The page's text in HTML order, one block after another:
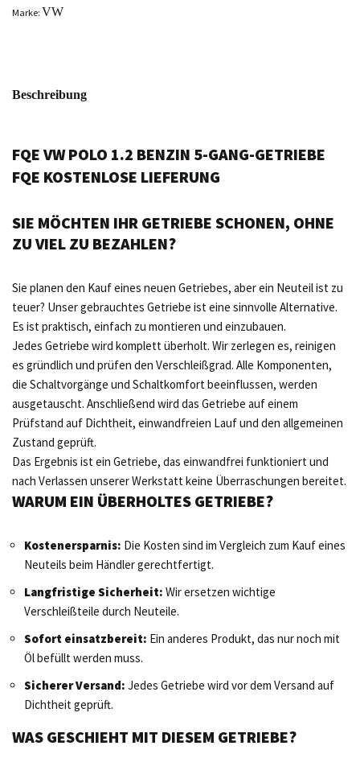
Marke: VW
Beschreibung
FQE VW POLO 1.2 BENZIN 5-GANG-GETRIEBE
FQE KOSTENLOSE LIEFERUNG
SIE MÖCHTEN IHR GETRIEBE SCHONEN, OHNE
ZU VIEL ZU BEZAHLEN?
Sie planen den Kauf eines neuen Getriebes, aber ein Neuteil ist zu
teuer? Unser gebrauchtes Getriebe ist eine sinnvolle Alternative.
Es ist praktisch, einfach zu montieren und einzubauen.
Jedes Getriebe wird komplett überholt. Wir zerlegen es, reinigen
es gründlich und prüfen den Verschleißgrad. Alle Komponenten,
die Schaltvorgänge und Schaltkomfort beeinflussen, werden
ausgetauscht. Anschließend wird das Getriebe auf einem
Prüfstand auf Dichtheit, einwandfreien Lauf und den allgemeinen
Zustand geprüft.
Das Ergebnis ist ein Getriebe, das einwandfrei funktioniert und
nach Verlassen unserer Werkstatt keine Überraschungen bereitet.
WARUM EIN ÜBERHOLTES GETRIEBE?
Kostenersparnis: Die Kosten sind im Vergleich zum Kauf eines
Neuteils beim Händler gerechtfertigt.
Langfristige Sicherheit: Wir ersetzen wichtige
Verschleißteile durch Neuteile.
Sofort einsatzbereit: Ein anderes Produkt, das nur noch mit
Öl befüllt werden muss.
Sicherer Versand: Jedes Getriebe wird vor dem Versand auf
Dichtheit geprüft.
WAS GESCHIEHT MIT DIESEM GETRIEBE?